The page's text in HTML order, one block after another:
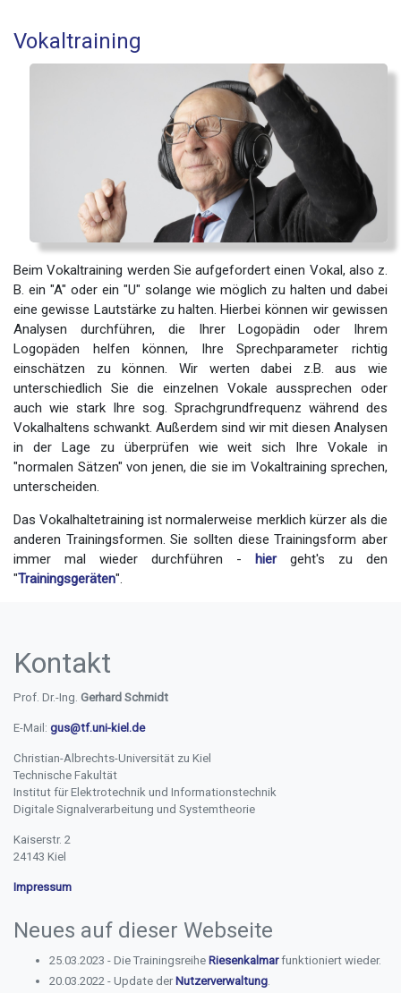
Vokaltraining
Beim Vokaltraining werden Sie aufgefordert einen Vokal, also z.
B. ein "A" oder ein "U" solange wie möglich zu halten und dabei
eine gewisse Lautstärke zu halten. Hierbei können wir gewissen
Analysen durchführen, die Ihrer Logopädin oder Ihrem
Logopäden helfen können, Ihre Sprechparameter richtig
einschätzen zu können. Wir werten dabei z.B. aus wie
unterschiedlich Sie die einzelnen Vokale aussprechen oder
auch wie stark Ihre sog. Sprachgrundfrequenz während des
Vokalhaltens schwankt. Außerdem sind wir mit diesen Analysen
in der Lage zu überprüfen wie weit sich Ihre Vokale in
"normalen Sätzen" von jenen, die sie im Vokaltraining sprechen,
unterscheiden.
Das Vokalhaltetraining ist normalerweise merklich kürzer als die
anderen Trainingsformen. Sie sollten diese Trainingsform aber
immer mal wieder durchführen - hiergeht's zu den
"Trainingsgeräten".
Kontakt
Prof. Dr.-Ing. Gerhard Schmidt
E-Mail: gus@tf.uni-kiel.de
Christian-Albrechts-Universität zu Kiel
Technische Fakultät
Institut für Elektrotechnik und Informationstechnik
Digitale Signalverarbeitung und Systemtheorie
Kaiserstr. 2
24143 Kiel
Impressum
Neues auf dieser Webseite
25.03.2023 - Die Trainingsreihe Riesenkalmarfunktioniert wieder.
20.03.2022 - Update der Nutzerverwaltung.